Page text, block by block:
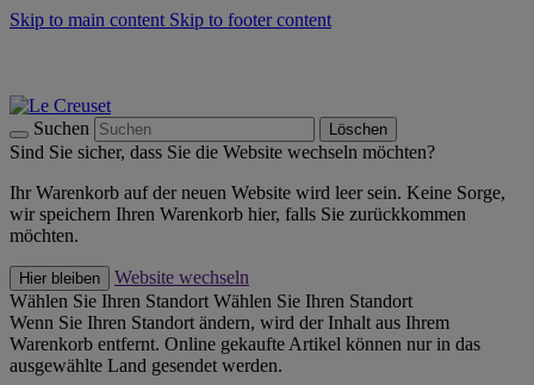
Skip to main content Skip to footer content
Suchen Löschen
Sind Sie sicher, dass Sie die Website wechseln möchten?
Ihr Warenkorb auf der neuen Website wird leer sein. Keine Sorge,
wir speichern Ihren Warenkorb hier, falls Sie zurückkommen
möchten.
Hier bleiben
Website wechseln
Wählen Sie Ihren Standort Wählen Sie Ihren Standort
Wenn Sie Ihren Standort ändern, wird der Inhalt aus Ihrem
Warenkorb entfernt. Online gekaufte Artikel können nur in das
ausgewählte Land gesendet werden.